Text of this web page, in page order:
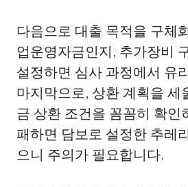
다음으로 대출 목적을 구체
업운영자금인지, 추가장비
설정하면 심사 과정에서 유
마지막으로, 상환 계획을 세
금 상환 조건을 꼼꼼히 확인
패하면 담보로 설정한 추레
으니 주의가 필요합니다.